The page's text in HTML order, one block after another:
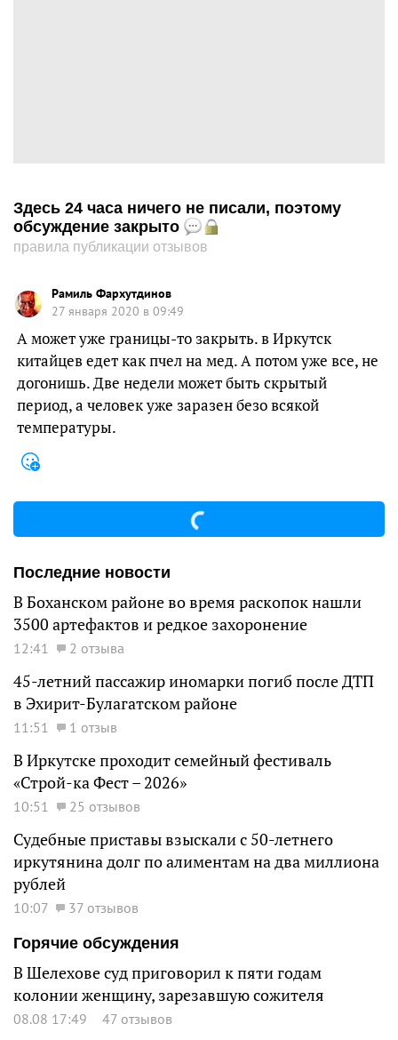
Здесь 24 часа ничего не писали, поэтому
обсуждение закрыто
правила публикации отзывов
Рамиль Фархутдинов
27 января 2020 в 09:49
А может уже границы-то закрыть. в Иркутск
китайцев едет как пчел на мед. А потом уже все, не
догонишь. Две недели может быть скрытый
период, а человек уже заразен безо всякой
температуры.
Последние новости
В Боханском районе во время раскопок нашли
3500 артефактов и редкое захоронение
12:41 2 отзыва
45-летний пассажир иномарки погиб после ДТП
в Эхирит-Булагатском районе
11:51 1 отзыв
В Иркутске проходит семейный фестиваль
«Строй-ка Фест – 2026»
10:51 25 отзывов
Судебные приставы взыскали с 50-летнего
иркутянина долг по алиментам на два миллиона
рублей
10:07
37 отзывов
Горячие обсуждения
В Шелехове суд приговорил к пяти годам
колонии женщину, зарезавшую сожителя
08.08 17:49 47 отзывов